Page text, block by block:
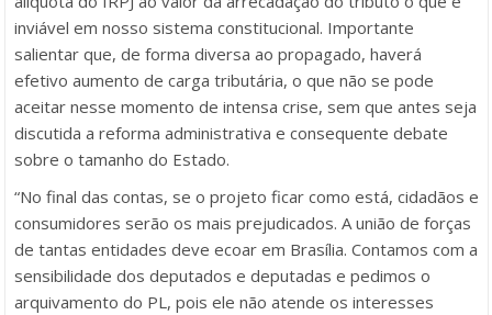
inviável em nosso sistema constitucional. Importante
salientar que, de forma diversa ao propagado, haverá
efetivo aumento de carga tributária, o que não se pode
aceitar nesse momento de intensa crise, sem que antes seja
discutida a reforma administrativa e consequente debate
sobre o tamanho do Estado.
“No final das contas, se o projeto ficar como está, cidadãos e
consumidores serão os mais prejudicados. A união de forças
de tantas entidades deve ecoar em Brasília. Contamos com a
sensibilidade dos deputados e deputadas e pedimos o
arquivamento do PL, pois ele não atende os interesses